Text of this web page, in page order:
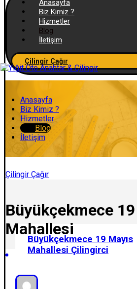
Anasayfa
Biz Kimiz ?
Hizmetler
Blog
İletişim
Çilingir Çağır
Anasayfa
Biz Kimiz ?
Hizmetler
Blog
İletişim
Çilingir Çağır
Büyükçekmece 19
Mahallesi
Büyükçekmece 19 Mayıs
Mahallesi Çilingirci